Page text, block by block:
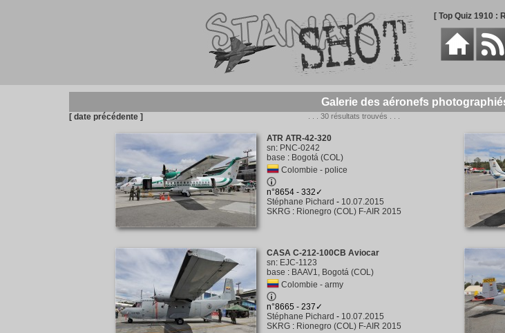
[ Top Quiz 1910 :
Galerie des aéronefs
[ date précédente ] . . . 30 résultats trouvés . . .
ATR ATR-42-320
sn: PNC-0242
base : Bogotá (COL)
Colombie - police
n°8654 - 332✓
Stéphane Pichard - 10.07.2015
SKRG : Rionegro (COL) F-AIR 2015
CASA C-212-100CB Aviocar
sn: EJC-1123
base : BAAV1, Bogotá (COL)
Colombie - army
n°8665 - 237✓
Stéphane Pichard - 10.07.2015
SKRG : Rionegro (COL) F-AIR 2015